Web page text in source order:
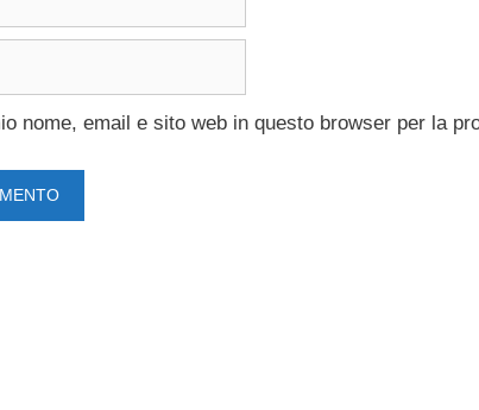
nome, email e sito web in questo browser per la